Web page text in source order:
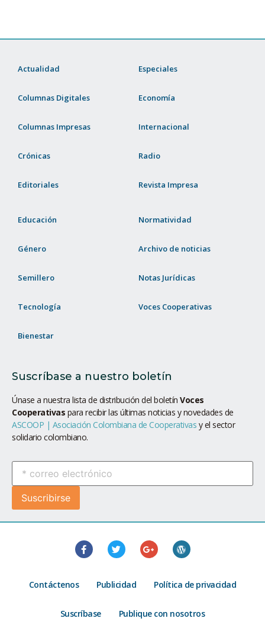
Actualidad
Columnas Digitales
Columnas Impresas
Crónicas
Editoriales
Especiales
Economía
Internacional
Radio
Revista Impresa
Educación
Género
Semillero
Tecnología
Bienestar
Normatividad
Archivo de noticias
Notas Jurídicas
Voces Cooperativas
Suscríbase a nuestro boletín
Únase a nuestra lista de distribución del boletín Voces
Cooperativas para recibir las últimas noticias y novedades de
ASCOOP | Asociación Colombiana de Cooperativas y el sector
solidario colombiano.
Contáctenos Publicidad Política de privacidad
Suscríbase Publique con nosotros